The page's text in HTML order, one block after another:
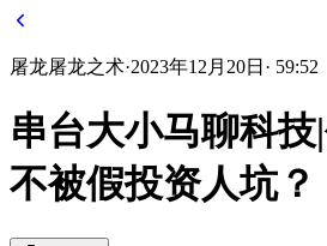
屠龙屠龙之术·2023年12月20日 · 59:52
串台大小马聊科
不被假投资人坑？